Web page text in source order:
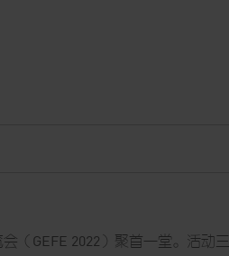
（GEFE 2022）聚首一堂。活动三